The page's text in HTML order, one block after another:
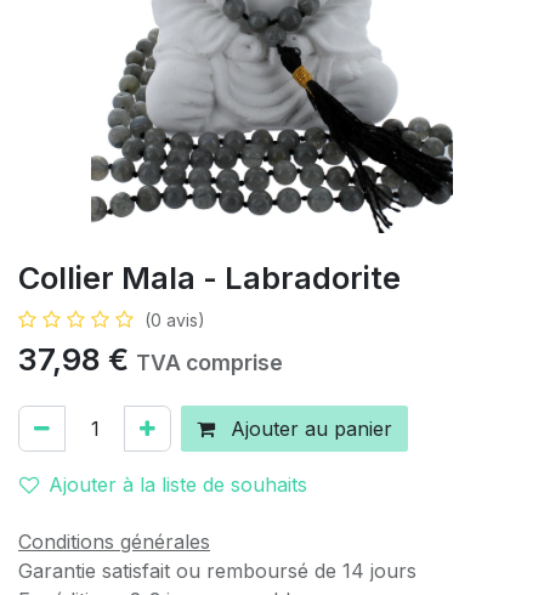
Collier Mala - Labradorite
(0 avis)
37,98 € TVA comprise
Ajouter au panier
Ajouter à la liste de souhaits
Conditions générales
Garantie satisfait ou remboursé de 14 jours